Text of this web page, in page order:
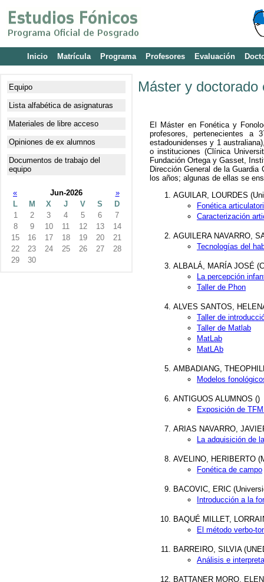
Inicio Matrícula Programa Profesores Evaluación
Equipo
Lista alfabética de asignaturas
Materiales de libre acceso
Opiniones de ex alumnos
Documentos de trabajo del
equipo
« Jun-2026
»
L
M X J V S
D
1
2 3 4 5 6
7
8
9 10 11 12 13
14
15
16 17 18 19 20
21
22
23 24 25 26 27
28
29
30
Máster y
El Máster en Fonética y
profesores, pertenecientes a
estadounidenses y 1
o instituciones (Clínica
Fundación Ortega y Gasset,
Dirección General de la
los años; algunas de ellas se
AGUILAR, LOURDES
Fonética
Caracterización
AGUILERA NAVARRO,
Tecnologías del
ALBALÁ, MARÍA JOSÉ
La percepción
Taller de Phon
ALVES SANTOS,
Taller de
Taller de Matlab
MatLab
MatLAb
AMBADIANG,
Modelos
ANTIGUOS ALUMNOS ()
Exposición de
ARIAS NAVARRO,
La adquisición de
AVELINO, HERIBERTO
Fonética de campo
BACOVIC, ERIC
Introducción a la
BAQUÉ MILLET,
El método verbo-
BARREIRO, SILVIA
Análisis e
BATTANER MORO,